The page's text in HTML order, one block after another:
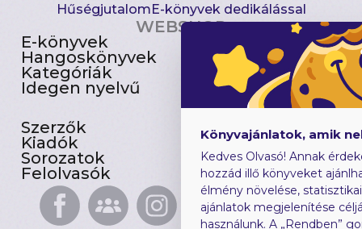
HűségjutalomE-könyvek dedikálással
WEBSHOP
E-könyvek
Hangoskönyvek
Kategóriák
Idegen nyelvű
Csomagajánlatok
Akciósak
Előjegyezhetők
Újdonságok
Szerzők
Kiadók
Sorozatok
Felolvasók
Gyerekkönyvek
Heti toplista
Ajándékutalvány
Blog
Könyvajánlatok, amik
Kedves Olvasó! Annak
hozzád illő könyveket
élmény növelése,
ajánlatok megjelenítése
használunk. A „Rendben”